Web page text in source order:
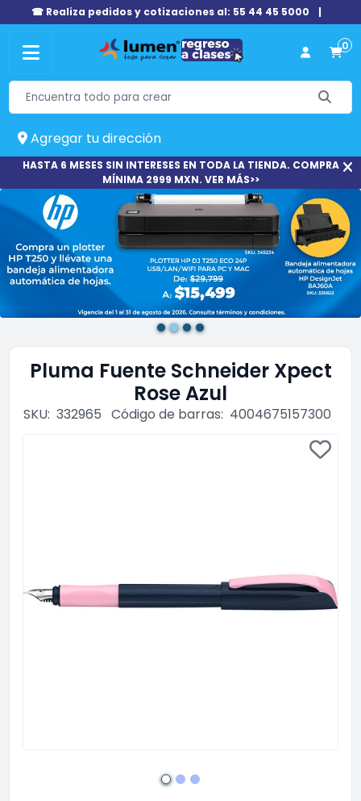
☎ Realiza pedidos y cotizaciones al: 55 44 45 5000 |
0
Agregar tu dirección
HASTA 6 MESES SIN INTERESES EN TODA LA TIENDA. COMPRA
MÍNIMA 2999 MXN. VER MÁS>>
Pluma Fuente Schneider Xpect
Rose Azul
SKU: 332965 Código de barras: 4004675157300